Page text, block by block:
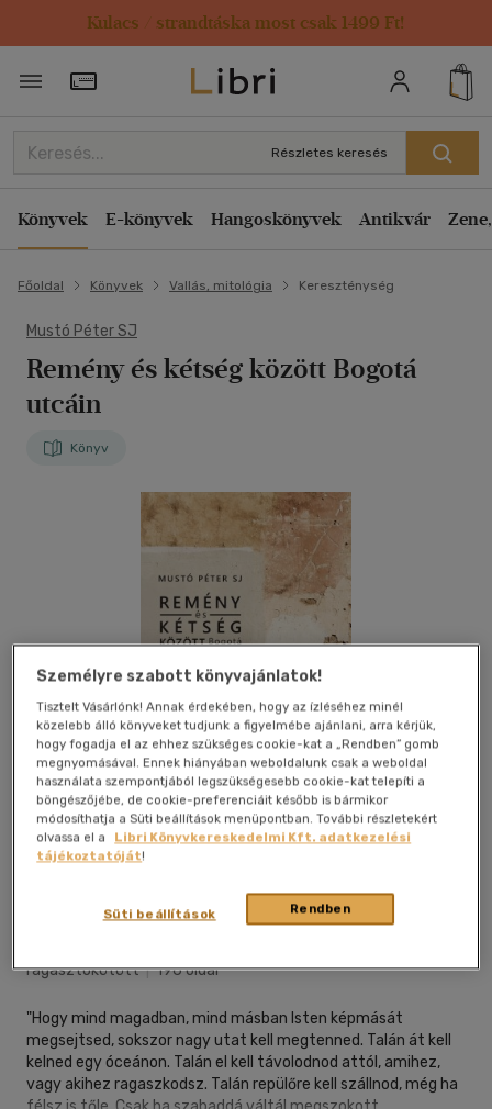
Kulacs / strandtáska most csak 1499 Ft!
Törzsvásárlói Kártya adatai
Részletes keresés
Könyvek E-könyvek Hangoskönyvek Antikvár
Főoldal Könyvek Vallás, mitológia Kereszténység
Mustó Péter SJ
Remény és kétség között Bogotá
utcáin
Könyv
Kívánságlistához adom
ragasztókötött|196 oldal
"Hogy mind magadban, mind másban Isten képmását
megsejtsed, sokszor nagy utat kell megtenned. Talán át kell
kelned egy óceánon. Talán el kell távolodnod attól, amihez,
vagy akihez ragaszkodsz. Talán repülőre kell szállnod, még ha
Személyre szabott könyvajánlatok!
Tisztelt Vásárlónk! Annak érdekében, hogy az ízléséhez minél
közelebb álló könyveket tudjunk a figyelmébe ajánlani, arra kérjük,
hogy fogadja el az ehhez szükséges cookie-kat a „Rendben” gomb
megnyomásával. Ennek hiányában weboldalunk csak a weboldal
használata szempontjából legszükségesebb cookie-kat telepíti a
böngészőjébe, de cookie-preferenciáit később is bármikor
módosíthatja a Süti beállítások menüpontban. További részletekért
olvassa el a
Libri Könyvkereskedelmi Kft. adatkezelési
tájékoztatóját!
Rendben
Süti beállítások